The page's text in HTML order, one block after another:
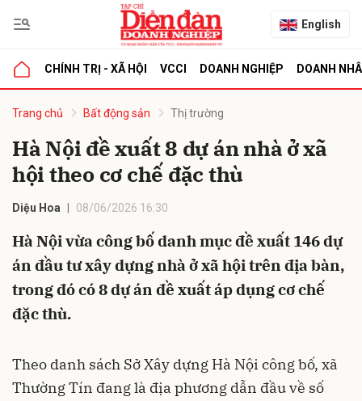
English
CHÍNH TRỊ - XÃ HỘI VCCI DOANH NGHIỆP DOANH
Trang chủ Bất động sản Thị trường
Hà Nội đề xuất 8 dự án nhà ở xã
hội theo cơ chế đặc thù
Diệu Hoa 08/06/2026 16:30
Hà Nội vừa công bố danh mục đề xuất 146 dự
án đầu tư xây dựng nhà ở xã hội trên địa bàn,
trong đó có 8 dự án đề xuất áp dụng cơ chế
đặc thù.
Theo danh sách Sở Xây dựng Hà Nội công bố, xã
Thường Tín đang là địa phương dẫn đầu về số
luận
Hủy